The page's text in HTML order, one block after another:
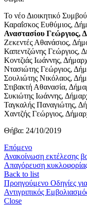
Το νέο Διοικητικό
Καραΐσκος Ευθύμιος,
Αναστασίου Γεώργιος,
Ζεκεντές Αθανάσιος,
Καπεντζώνης Γεώργιος,
Κοντζιάς Ιωάννης,
Ντασιώτης Γεώργιος,
Σουλιώτης Νικόλαος,
Στιβακτή Αθανασία,
Συκιώτης Ιωάννης,
Ταγκαλής Παναγιώτης,
Χαντζής Γεώργιος,
Θήβα: 24/10/2019
Επόμενο
Ανακοίνωση εκτέλεσης
Απαγόρευση
Back to list
Προηγούμενο Οδηγίες
Αντιγριπικός
Close